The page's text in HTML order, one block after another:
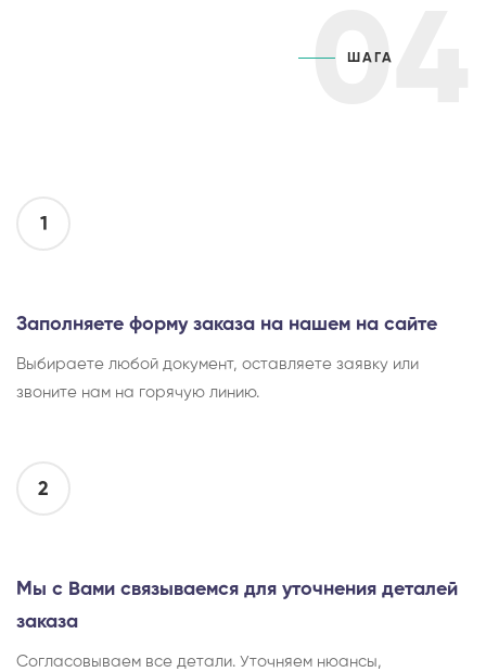
04
ШАГА
1
Заполняете форму заказа на нашем на сайте
Выбираете любой документ, оставляете заявку или
звоните нам на горячую линию.
2
Мы с Вами связываемся для уточнения деталей
заказа
Согласовываем все детали. Уточняем нюансы,